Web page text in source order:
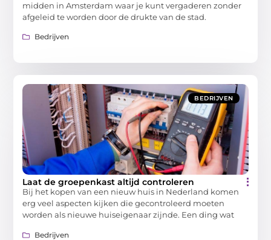
midden in Amsterdam waar je kunt vergaderen zonder
afgeleid te worden door de drukte van de stad.
Bedrijven
BEDRIJVEN
Laat de groepenkast altijd controleren
Bij het kopen van een nieuw huis in Nederland komen
erg veel aspecten kijken die gecontroleerd moeten
worden als nieuwe huiseigenaar zijnde. Een ding wat
Bedrijven